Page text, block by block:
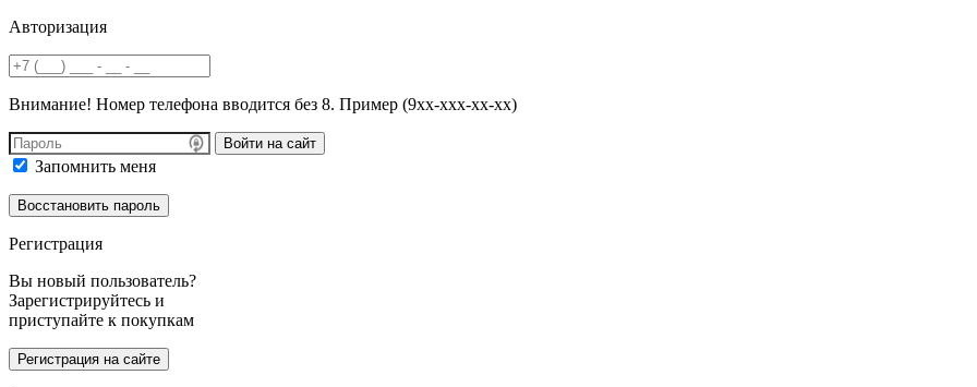
Авторизация
Внимание! Номер телефона вводится без 8. Пример (9хх-ххх-хх-хх)
Войти на сайт
Запомнить меня
Регистрация
Вы новый пользователь?
Зарегистрируйтесь и
приступайте к покупкам